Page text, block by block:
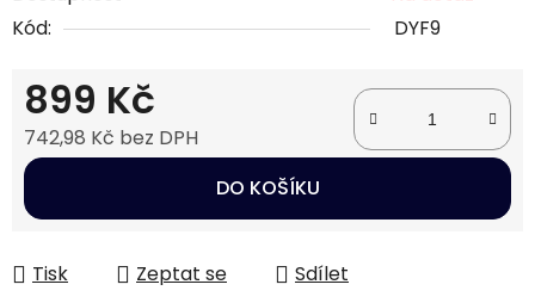
Kód:
DYF9
899 Kč
742,98 Kč bez DPH
Měrná cena:
DO KOŠÍKU
Tisk Zeptat se Sdílet